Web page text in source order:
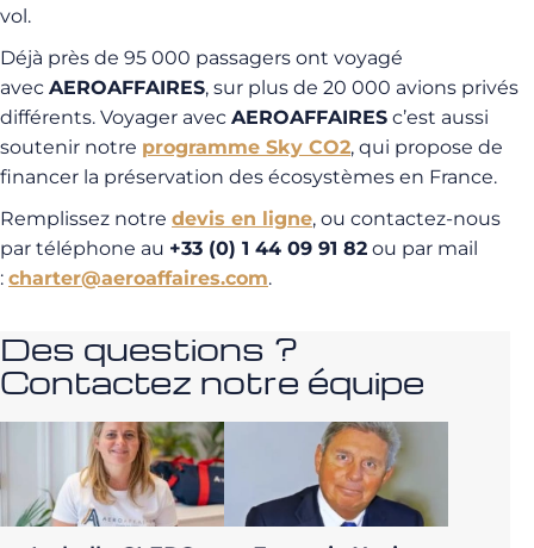
vol.
Déjà près de 95 000 passagers ont voyagé
avec AEROAFFAIRES, sur plus de 20 000 avions privés
différents. Voyager avec AEROAFFAIRES c’est aussi
soutenir notre programme Sky CO2, qui propose de
financer la préservation des écosystèmes en France.
Remplissez notre devis en ligne, ou contactez-nous
par téléphone au +33 (0) 1 44 09 91 82 ou par mail
: charter@aeroaffaires.com.
Des questions ?
Contactez notre équipe